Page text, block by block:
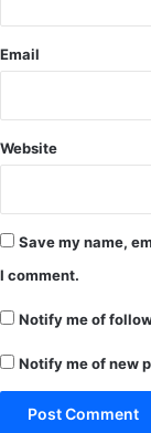
क
Email
Website
Save my name,
I comment.
Notify me of
Notify me of new